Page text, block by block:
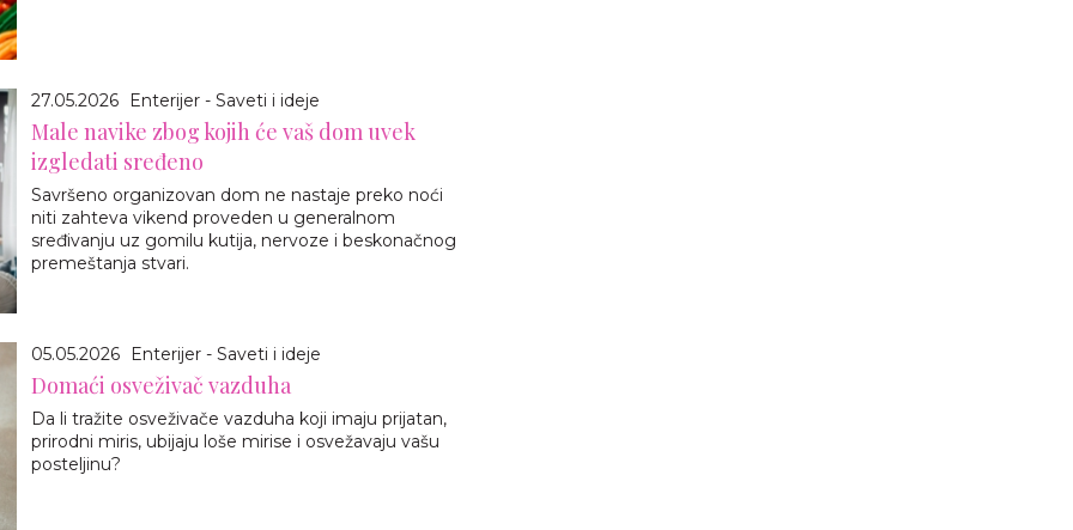
27.05.2026 Enterijer - Saveti i ideje
Male navike zbog kojih će vaš dom uvek
izgledati sređeno
Savršeno organizovan dom ne nastaje preko noći
niti zahteva vikend proveden u generalnom
sređivanju uz gomilu kutija, nervoze i beskonačnog
premeštanja stvari.
05.05.2026 Enterijer - Saveti i ideje
Domaći osveživač vazduha
Da li tražite osveživače vazduha koji imaju prijatan,
prirodni miris, ubijaju loše mirise i osvežavaju vašu
posteljinu?